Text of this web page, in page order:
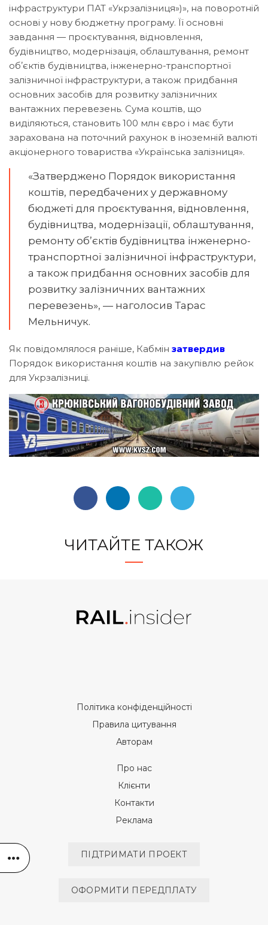
інфраструктури ПАТ «Укрзалізниця»)», на поворотній
основі у нову бюджетну програму. Її основні
завдання — проєктування, відновлення,
будівництво, модернізація, облаштування, ремонт
обʼєктів будівництва, інженерно-транспортної
залізничної інфраструктури, a також придбання
основних засобів для розвитку залізничних
вантажних перевезень. Сума коштів, що
виділяються, становить 100 млн євро і має бути
зарахована на поточний рахунок в іноземній валюті
акціонерного товариства «Українська залізниця».
«Затверджено Порядок використання
коштів, передбачених у державному
бюджеті для проєктування, відновлення,
будівництва, модернізації, облаштування,
ремонту обʼєктів будівництва інженерно-
транспортної залізничної інфраструктури,
а також придбання основних засобів для
розвитку залізничних вантажних
перевезень», — наголосив Тарас
Мельничук.
Як повідомлялося раніше, Кабмін затвердив
Порядок використання коштів на закупівлю рейок
для Укрзалізниці.
ЧИТАЙТЕ ТАКОЖ
Політика конфіденційності
Правила цитування
Авторам
Про нас
Клієнти
Контакти
Реклама
ПІДТРИМАТИ ПРОЕКТ
ОФОРМИТИ ПЕРЕДПЛАТУ